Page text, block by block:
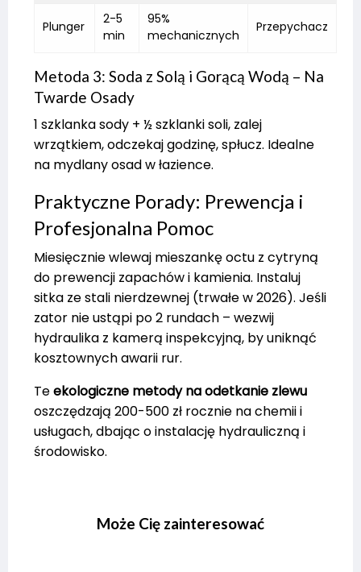
Plunger
2-5
min
95%
mechanicznych
Przepychacz
Metoda 3: Soda z Solą i Gorącą Wodą – Na
Twarde Osady
1 szklanka sody + ½ szklanki soli, zalej
wrzątkiem, odczekaj godzinę, spłucz. Idealne
na mydlany osad w łazience.
Praktyczne Porady: Prewencja i
Profesjonalna Pomoc
Miesięcznie wlewaj mieszankę octu z cytryną
do prewencji zapachów i kamienia. Instaluj
sitka ze stali nierdzewnej (trwałe w 2026). Jeśli
zator nie ustąpi po 2 rundach – wezwij
hydraulika z kamerą inspekcyjną, by uniknąć
kosztownych awarii rur.
Teekologiczne metody na odetkanie zlewu
oszczędzają 200-500 zł rocznie na chemii i
usługach, dbając o instalację hydrauliczną i
środowisko.
Może Cię zainteresować